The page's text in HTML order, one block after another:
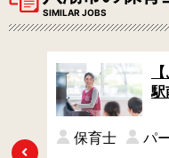
SIMILAR JOBS
Previous
駅
保育士 パ